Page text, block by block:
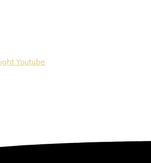
Youtube